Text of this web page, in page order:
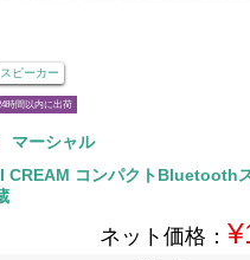
スピーカー
時間以内に出荷
ーシャル
CREAM コンパクトBluetooth
ネット価格：